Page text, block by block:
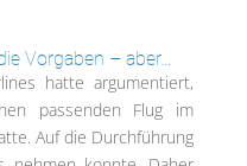
Vorgaben – aber…
hatte argumentiert,
passenden Flug im
Auf die Durchführung